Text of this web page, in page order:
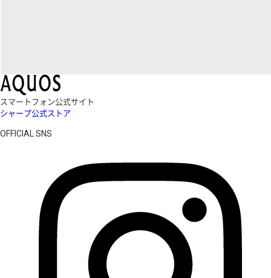
スマートフォン公式サイト
シャープ公式ストア
OFFICIAL SNS